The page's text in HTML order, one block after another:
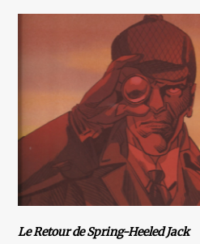
Le Retour de Spring-Heeled Jack